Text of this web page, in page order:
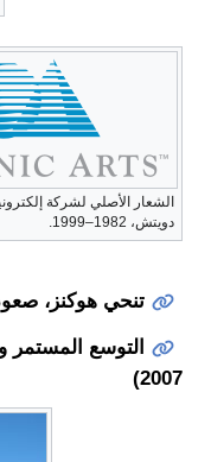
الشعار الأصلي لشركة
دويتش، 1982–1999.
تنحي هوكنز، صعود
2007)